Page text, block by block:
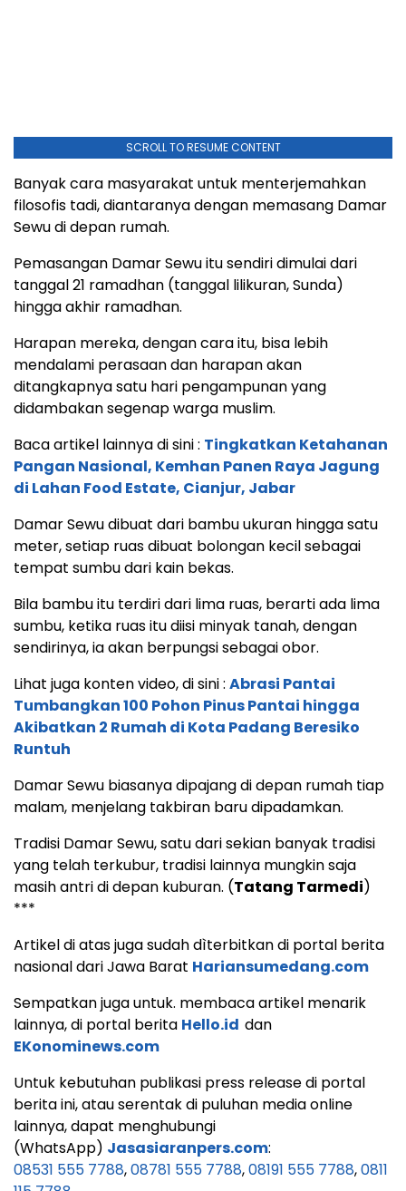
SCROLL TO RESUME CONTENT
Banyak cara masyarakat untuk menterjemahkan
filosofis tadi, diantaranya dengan memasang Damar
Sewu di depan rumah.
Pemasangan Damar Sewu itu sendiri dimulai dari
tanggal 21 ramadhan (tanggal lilikuran, Sunda)
hingga akhir ramadhan.
Harapan mereka, dengan cara itu, bisa lebih
mendalami perasaan dan harapan akan
ditangkapnya satu hari pengampunan yang
didambakan segenap warga muslim.
Baca artikel lainnya di sini : Tingkatkan Ketahanan
Pangan Nasional, Kemhan Panen Raya Jagung
di Lahan Food Estate, Cianjur, Jabar
Damar Sewu dibuat dari bambu ukuran hingga satu
meter, setiap ruas dibuat bolongan kecil sebagai
tempat sumbu dari kain bekas.
Bila bambu itu terdiri dari lima ruas, berarti ada lima
sumbu, ketika ruas itu diisi minyak tanah, dengan
sendirinya, ia akan berpungsi sebagai obor.
Lihat juga konten video, di sini : Abrasi Pantai
Tumbangkan 100 Pohon Pinus Pantai hingga
Akibatkan 2 Rumah di Kota Padang Beresiko
Runtuh
Damar Sewu biasanya dipajang di depan rumah tiap
malam, menjelang takbiran baru dipadamkan.
Tradisi Damar Sewu, satu dari sekian banyak tradisi
yang telah terkubur, tradisi lainnya mungkin saja
masih antri di depan kuburan. (Tatang Tarmedi)
***
Artikel di atas juga sudah dìterbitkan di portal berita
nasional dari Jawa Barat Hariansumedang.com
Sempatkan juga untuk. membaca artikel menarik
lainnya, di portal berita Hello.id dan
EKonominews.com
Untuk kebutuhan publikasi press release di portal
berita ini, atau serentak di puluhan media online
lainnya, dapat menghubungi
(WhatsApp) Jasasiaranpers.com:
08531 555 7788,08781 555 7788,08191 555 7788,0811